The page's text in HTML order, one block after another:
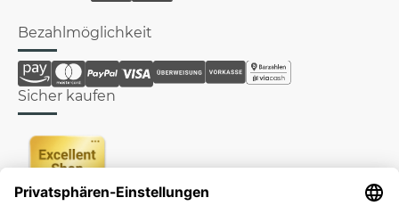
Bezahlmöglichkeit
Sicher kaufen